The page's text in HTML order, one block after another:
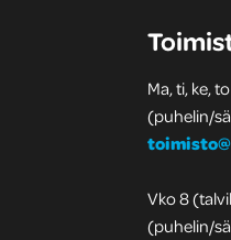
Ma, ti, ke,
(puhelin/
Vko 8
(puhelin/